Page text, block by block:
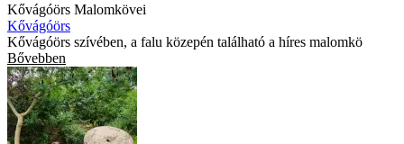
Kővágóörs Malomkövei
Kővágóörs
Kővágóörs szívében, a falu közepén található a híres malomkö
Bővebben